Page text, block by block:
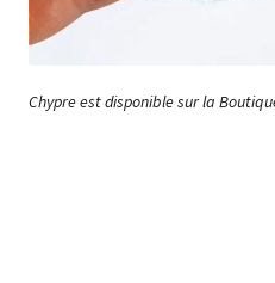
Chypre est disponible sur la